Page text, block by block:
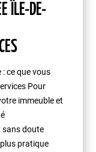
ÎLE-DE-
: ce que vous
Pour
immeuble et
sans doute
pratique